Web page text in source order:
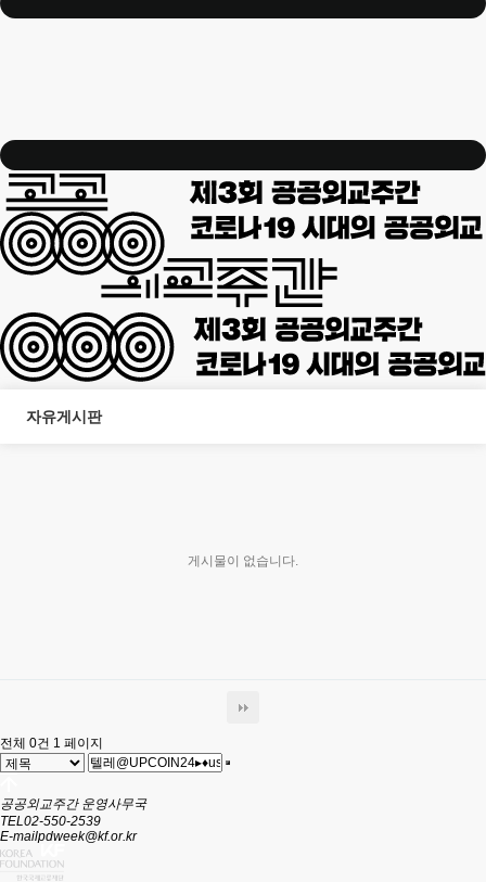
자유게시판
게시물이 없습니다.
전체 0건 1 페이지
공공외교주간 운영사무국
TEL02-550-2539
E-mailpdweek@kf.or.kr